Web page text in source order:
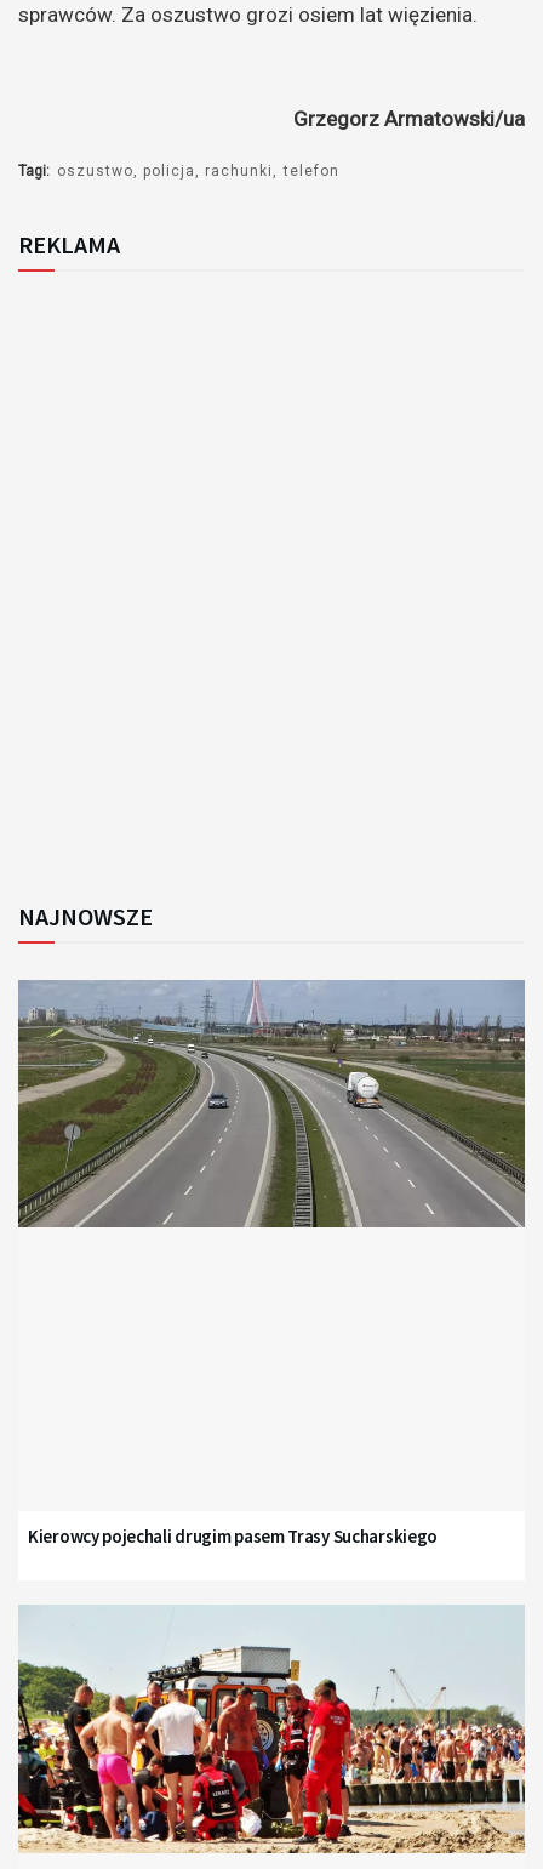
sprawców. Za oszustwo grozi osiem lat więzienia.
Grzegorz Armatowski/ua
Tagi: oszustwo policja rachunki telefon
REKLAMA
NAJNOWSZE
Kierowcy pojechali drugim pasem Trasy Sucharskiego